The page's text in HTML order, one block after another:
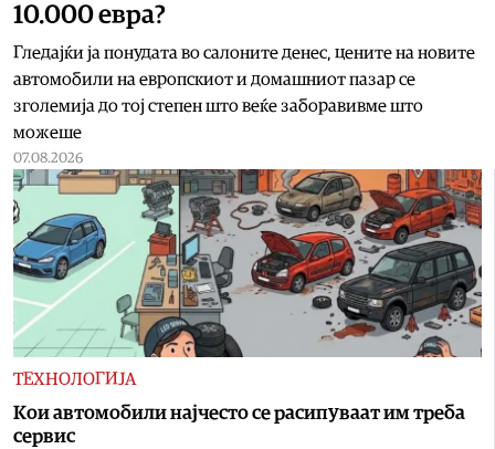
10.000 евра?
Гледајќи ја понудата во салоните денес, цените на новите
автомобили на европскиот и домашниот пазар се
зголемија до тој степен што веќе заборавивме што
можеше
07.08.2026
ТЕХНОЛОГИЈА
Кои автомобили најчесто се расипуваат им треба
сервис